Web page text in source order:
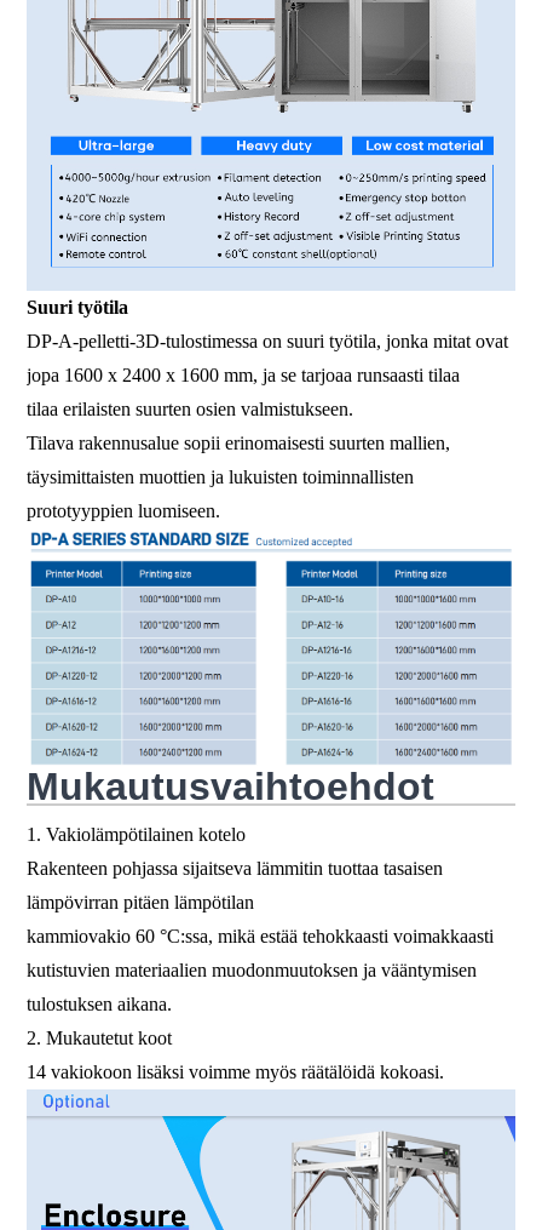
Suuri työtila
DP-A-pelletti-3D-tulostimessa on suuri työtila, jonka mitat ovat
jopa 1600 x 2400 x 1600 mm, ja se tarjoaa runsaasti tilaa
tilaa erilaisten suurten osien valmistukseen.
Tilava rakennusalue sopii erinomaisesti suurten mallien,
täysimittaisten muottien ja lukuisten toiminnallisten
prototyyppien luomiseen.
Mukautusvaihtoehdot
1. Vakiolämpötilainen kotelo
Rakenteen pohjassa sijaitseva lämmitin tuottaa tasaisen
lämpövirran pitäen lämpötilan
kammiovakio 60 °C:ssa, mikä estää tehokkaasti voimakkaasti
kutistuvien materiaalien muodonmuutoksen ja vääntymisen
tulostuksen aikana.
2. Mukautetut koot
14 vakiokoon lisäksi voimme myös räätälöidä kokoasi.